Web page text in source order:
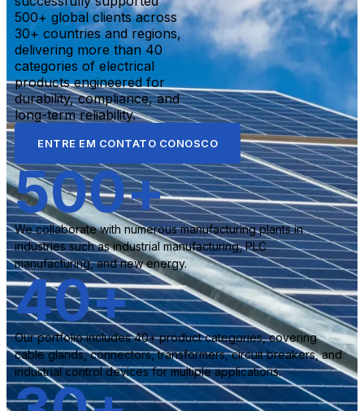
500+ global clients across
30+ countries and regions,
delivering more than 40
categories of electrical
products engineered for
durability, compliance, and
long-term reliability.
ENTRE EM CONTATO CONOSCO
We collaborate with numerous manufacturing plants in
industries such as industrial manufacturing, PLC
manufacturing, and new energy.
500+
Our portfolio includes 40+ product categories, covering
cable glands, connectors, transformers, circuit breakers, and
industrial control devices for multiple applications.
40+